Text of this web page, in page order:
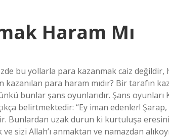
Haram Mı
bu yollarla para kazanmak caiz değildir,
para haram mıdır? Bir tarafın
bunlar şans oyunlarıdır. Şans oyunları
belirtmektedir: “Ey iman edenler!
Bunlardan uzak durun ki kurtuluşa
sizi Allah’ı anmaktan ve namazdan